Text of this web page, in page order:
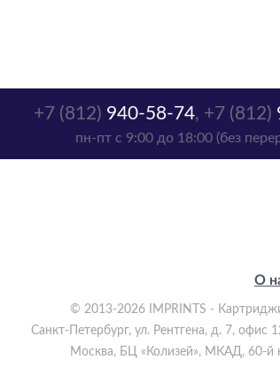
+7 (812) 940-58-74, +7 (812)
пн-пт с 9:00 до 18:00 (без
О
© 2013-2026 IMPRINTS -
Санкт-Петербург, ул. Рентгена, д. 7,
Москва, БЦ «Колизей», МКАД, 60-й